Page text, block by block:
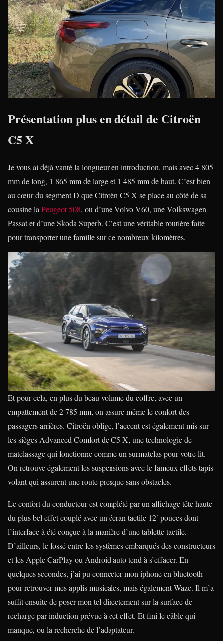
Présentation plus en détail de Citroën
C5 X
Je vous ai déjà vanté la longueur en introduction, mais avec 4 805
mm de long, 1 865 mm de large et 1 485 mm de haut. C’est bien
au cœur du segment D que Citroën C5 X se place au côté de sa
cousine la Peugeot 508, ou d’une Volvo V60, une Volkswagen
Passat et d’une Skoda Superb. C’est une véritable routière faite
pour transporter une famille sur de nombreux kilomètres.
Et pour cela, en plus du beau volume du coffre, avec un
empattement de 2 785 mm, on assure même le confort des
passagers arrières. Citroën oblige, l’accent est également mis sur
les sièges Advanced Comfort de C5 X, une technologie de
matelassage qui fonctionne comme un surmatelas pour votre lit.
On retrouve également les suspensions avec le fameux effets tapis
volant qui assurent une route presque sans obstacles.
Le confort du conducteur est complété par un affichage tête haute
du plus bel effet couplé avec un écran tactile 12′ pouces dont
l’interface à été conçue à la manière d’une tablette tactile.
D’ailleurs, le fossé entre les systèmes embarqués des constructeurs
et les Apple CarPlay ou Android auto tend à s’effacer. En
quelques secondes, j’ai pu connecter mon iphone en bluetooth
pour retrouver mes applis musicales, mais également Waze. Il m’a
suffit ensuite de poser mon tel directement sur la surface de
recharge par induction prévue à cet effet. Et fini le câble qui
manque, ou la recherche de l’adaptateur.